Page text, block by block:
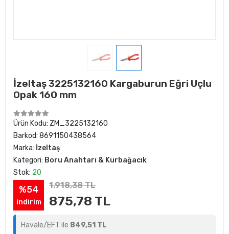
İzeltaş 3225132160 Kargaburun Eğri Uçlu
Opak 160 mm
Ürün Kodu: ZM_3225132160
Barkod: 8691150438564
Marka: İzeltaş
Kategori: Boru Anahtarı & Kurbağacık
Stok: 20
%54
indirim
1.918,38 TL
875,78 TL
Havale/EFT ile 849,51 TL